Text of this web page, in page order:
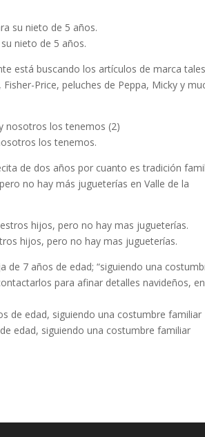
nieto de 5 años.
está buscando los artículos de marca tales
Price, peluches de Peppa, Micky y
los tenemos.
de dos años por cuanto es tradición
no hay más jugueterías en Valle de la
hijos, pero no hay mas jugueterías.
de 7 años de edad; “siguiendo una
para afinar detalles navideños,
edad, siguiendo una costumbre familiar